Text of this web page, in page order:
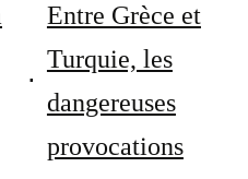
Entre Grèce et
Turquie, les
dangereuses
provocations